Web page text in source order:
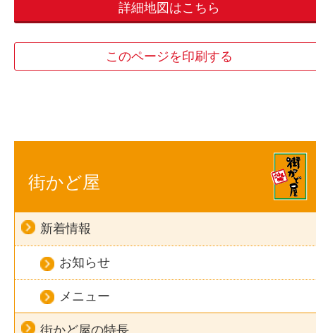
詳細地図はこちら
このページを印刷する
街かど屋
新着情報
お知らせ
メニュー
街かど屋の特長